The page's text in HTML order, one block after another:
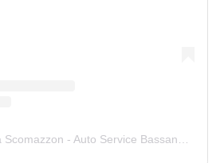
Un post condiviso da Scomazzon - Auto Service Bassano (@scomazzon_asb)